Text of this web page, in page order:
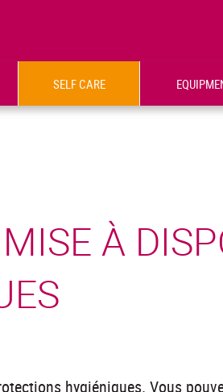
SELF CARE
À
hygiéniques. Vous